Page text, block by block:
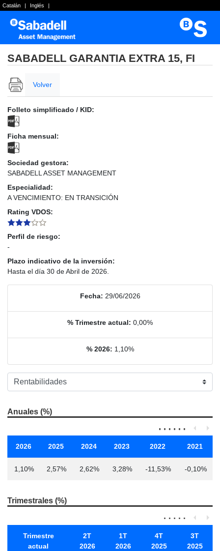
Catalán | Inglés |
SABADELL GARANTIA EXTRA 15, FI
Volver
Folleto simplificado / KID:
Ficha mensual:
Sociedad gestora:
SABADELL ASSET MANAGEMENT
Especialidad:
A VENCIMIENTO: EN TRANSICIÓN
Rating VDOS:
Perfil de riesgo:
-
Plazo indicativo de la inversión:
Hasta el día 30 de Abril de 2026.
Fecha: 29/06/2026
% Trimestre actual: 0,00%
% 2026: 1,10%
Anuales (%)
2026 2025 2024 2023 2022 2021
1,10% 2,57% 2,62% 3,28% -11,53% -0,10%
Trimestrales (%)
Trimestre
actual
2T
2026
1T
2026
4T
2025
3T
2025